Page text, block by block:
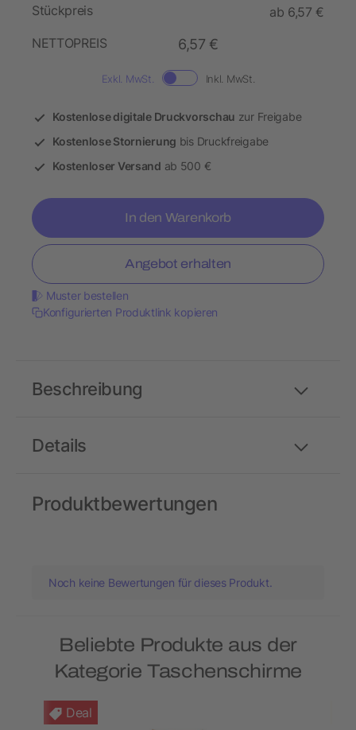
Stückpreis
ab 6,57 €
NETTOPREIS
6,57 €
Exkl. MwSt. Inkl. MwSt.
Kostenlose digitale Druckvorschau zur Freigabe
Kostenlose Stornierung bis Druckfreigabe
Kostenloser Versand ab 500 €
In den Warenkorb
Angebot erhalten
Muster bestellen
Konfigurierten Produktlink kopieren
Details
Beschreibung
Produktbewertungen
Noch keine Bewertungen für dieses Produkt.
Beliebte Produkte aus der
Kategorie Taschenschirme
Deal